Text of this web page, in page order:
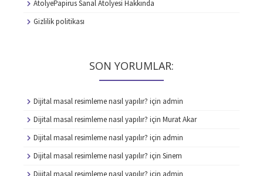
AtolyePapirus Sanal Atolyesi Hakkında
Gizlilik politikası
SON YORUMLAR:
Dijital masal resimleme nasıl yapılır? için admin
Dijital masal resimleme nasıl yapılır? için Murat Akar
Dijital masal resimleme nasıl yapılır? için admin
Dijital masal resimleme nasıl yapılır? için Sinem
Dijital masal resimleme nasıl yapılır? için admin